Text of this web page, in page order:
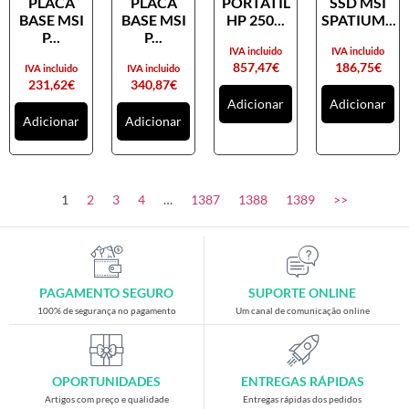
Placas gráficas
SAIS
Ventoínhas
Computadores
All-in-One
Gaming
Acessórios gaming
Cadeiras gaming
Merchandising
BASE MSI
P...
231,62€
IVA incluido
Adicionar
BASE MSI
P...
340,87€
IVA incluido
Adicionar
HP 250...
857,47€
IVA incluido
Adicionar
SPATIUM...
186,75€
IVA incluido
Adicionar
1 2 3 4 … 1387 1388 1389 >>
PAGAMENTO SEGURO
100% de segurança no pagamento
SUPORTE ONLINE
Um canal de comunicação online
OPORTUNIDADES
Artigos com preço e qualidade
ENTREGAS RÁPIDAS
Entregas rápidas dos pedidos